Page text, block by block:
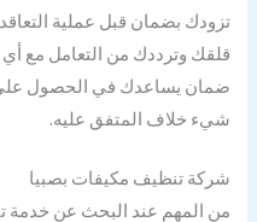
تزودك بضمان قبل عملية
قلقك وترددك من التعامل مع
ضمان يساعدك في الحصول على
شيء خلاف المتفق عليه.
شركة تنظيف مكيفات بصبيا
من المهم عند البحث عن خدمة